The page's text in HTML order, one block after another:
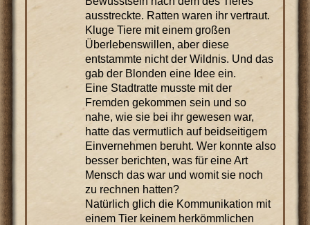
ausstreckte. Ratten waren ihr vertraut.
Kluge Tiere mit einem großen
Überlebenswillen, aber diese
entstammte nicht der Wildnis. Und das
gab der Blonden eine Idee ein.
Eine Stadtratte musste mit der
Fremden gekommen sein und so
nahe, wie sie bei ihr gewesen war,
hatte das vermutlich auf beidseitigem
Einvernehmen beruht. Wer konnte also
besser berichten, was für eine Art
Mensch das war und womit sie noch
zu rechnen hatten?
Natürlich glich die Kommunikation mit
einem Tier keinem herkömmlichen